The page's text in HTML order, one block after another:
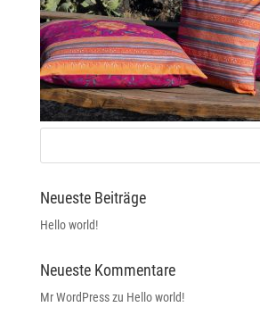
Neueste Beiträge
Hello world!
Neueste Kommentare
Mr WordPresszu Hello world!